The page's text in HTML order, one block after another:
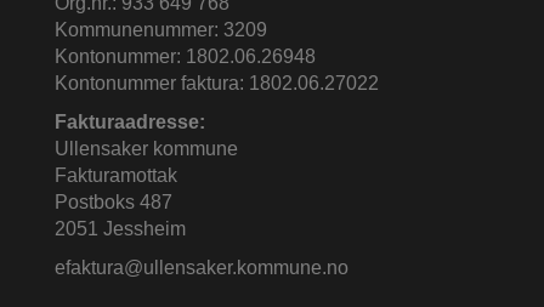
Kommunenummer: 3209
Kontonummer: 1802.06.26948
Kontonummer faktura: 1802.06.27022
Fakturaadresse:
Ullensaker kommune
Fakturamottak
Postboks 487
2051 Jessheim
efaktura@ullensaker.kommune.no